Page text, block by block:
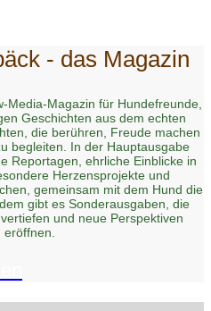
- das Magazin
Media-Magazin für Hundefreunde,
Geschichten aus dem echten
die berühren, Freude machen
begleiten. In der Hauptausgabe
Reportagen, ehrliche Einblicke in
Herzensprojekte und
gemeinsam mit dem Hund die
gibt es Sonderausgaben, die
und neue Perspektiven
eröffnen.